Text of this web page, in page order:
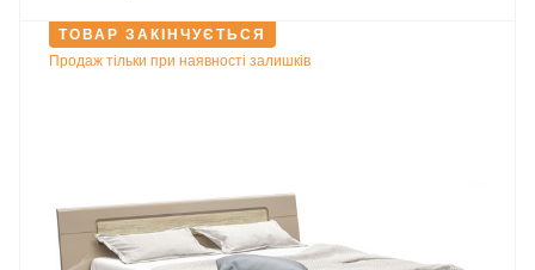
ТОВАР ЗАКІНЧУЄТЬСЯ
Продаж тільки при наявності залишків